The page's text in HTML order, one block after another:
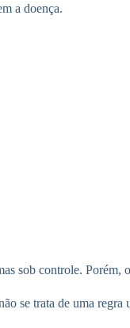
a doença.
sob controle. Porém,
se trata de uma regra